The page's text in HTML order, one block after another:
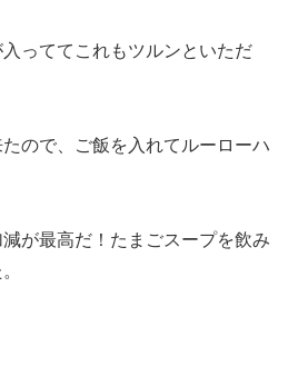
っててこれもツルンといただ
ので、ご飯を入れてルーローハ
が最高だ！たまごスープを飲み